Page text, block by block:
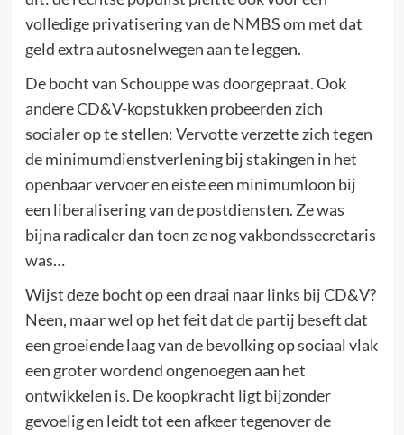
volledige privatisering van de NMBS om met dat
geld extra autosnelwegen aan te leggen.
De bocht van Schouppe was doorgepraat. Ook
andere CD&V-kopstukken probeerden zich
socialer op te stellen: Vervotte verzette zich tegen
de minimumdienstverlening bij stakingen in het
openbaar vervoer en eiste een minimumloon bij
een liberalisering van de postdiensten. Ze was
bijna radicaler dan toen ze nog vakbondssecretaris
was…
Wijst deze bocht op een draai naar links bij CD&V?
Neen, maar wel op het feit dat de partij beseft dat
een groeiende laag van de bevolking op sociaal vlak
een groter wordend ongenoegen aan het
ontwikkelen is. De koopkracht ligt bijzonder
gevoelig en leidt tot een afkeer tegenover de